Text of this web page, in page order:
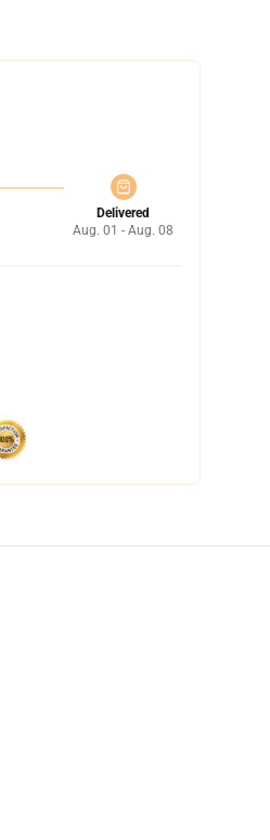
Delivered
Aug. 01 - Aug. 08